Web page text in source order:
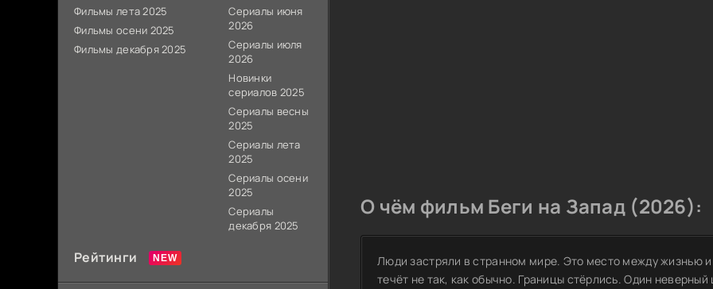
О чём фильм Беги на Запад (2026):
Люди застряли в странном мире. Это место между жизнью
течёт не так, как обычно. Границы стёрлись. Один
Фильмы лета 2025
Фильмы осени 2025
Фильмы декабря 2025
Сериалы июня
2026
Сериалы июля
2026
Новинки
сериалов 2025
Сериалы весны
2025
Сериалы лета
2025
Сериалы осени
2025
Сериалы
декабря 2025
Рейтинги